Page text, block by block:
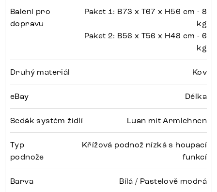
Balení pro
dopravu
Paket 1: B73 x T67 x H56 cm - 8
kg
Paket 2: B56 x T56 x H48 cm - 6
kg
Druhý materiál Kov
eBay Délka
Sedák systém židlí Luan mit Armlehnen
Typ
podnože
Křížová podnož nízká s houpací
funkcí
Barva Bílá / Pastelově modrá